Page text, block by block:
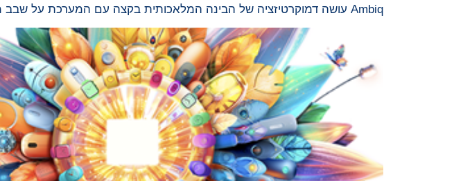
Ambiq עושה דמוקרטיזציה של הבינה המלאכותית בקצה עם המערכת על שבב מסדרת Apollo330 Plus